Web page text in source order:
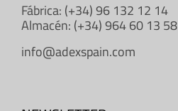
Fábrica: (+34) 96 132 12 14
Almacén: (+34) 964 60 13 58
info@adexspain.com